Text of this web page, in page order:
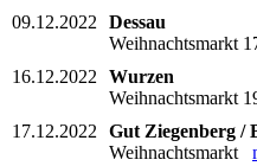
09.12.2022
Dessau
Weihnachtsmarkt
16.12.2022
Wurzen
Weihnachtsmarkt
17.12.2022
Gut Ziegenberg /
Weihnachtsmarkt